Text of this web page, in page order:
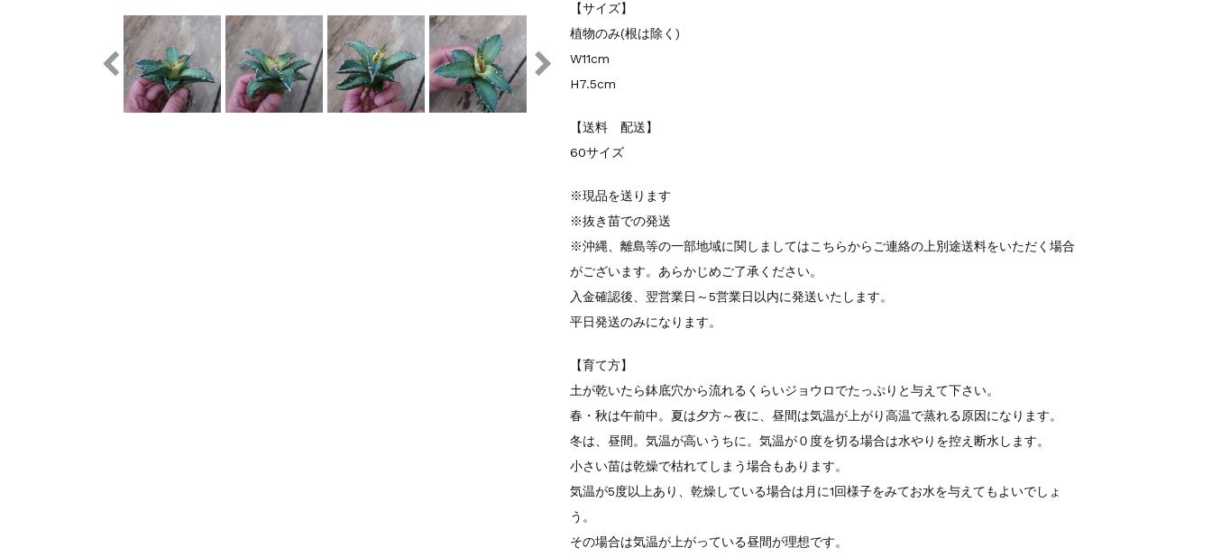
【サイズ】
植物のみ(根は除く)
W11cm
H7.5cm
【送料 配送】
60サイズ
※現品を送ります
※抜き苗での発送
※沖縄、離島等の一部地域に関しましてはこちらからご連絡の上別途送料をいただく場合
がございます。あらかじめご了承ください。
入金確認後、翌営業日～5営業日以内に発送いたします。
平日発送のみになります。
【育て方】
土が乾いたら鉢底穴から流れるくらいジョウロでたっぷりと与えて下さい。
春・秋は午前中。夏は夕方～夜に、昼間は気温が上がり高温で蒸れる原因になります。
冬は、昼間。気温が高いうちに。気温が０度を切る場合は水やりを控え断水します。
小さい苗は乾燥で枯れてしまう場合もあります。
気温が5度以上あり、乾燥している場合は月に1回様子をみてお水を与えてもよいでしょ
う。
その場合は気温が上がっている昼間が理想です。